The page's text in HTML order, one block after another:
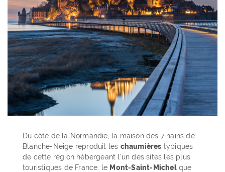
Du côté de la Normandie, la maison des 7 nains de
Blanche-Neige reproduit les chaumières typiques
de cette région hébergeant l’un des sites les plus
touristiques de France, le Mont-Saint-Michelque